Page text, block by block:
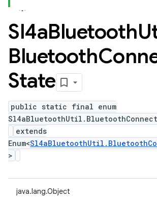
Sl4aBluetooth
Bluetooth
State
public static final enum
extends
Enum<
>
java.lang.Object